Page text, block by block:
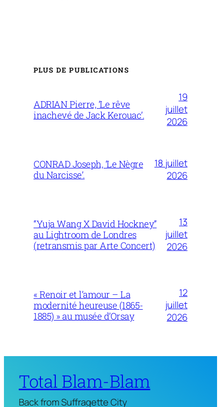
PLUS DE PUBLICATIONS
ADRIAN Pierre, ‘Le rêve
inachevé de Jack Kerouac’.
19
juillet
2026
CONRAD Joseph, ‘Le Nègre
du Narcisse’.
18 juillet
2026
“Yuja Wang X David Hockney”
au Lightroom de Londres
(retransmis par Arte Concert)
13
juillet
2026
« Renoir et l’amour – La
modernité heureuse (1865-
1885) » au musée d’Orsay
12
juillet
2026
Total Blam-Blam
Back from Suffragette City